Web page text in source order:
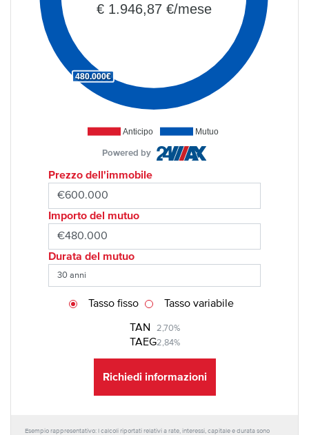
Anticipo Mutuo
480.000€
€ 1.946,87 €/mese
Powered by
Prezzo dell'immobile
Importo del mutuo
Durata del mutuo
TAN 2,70%
TAEG2,84%
Tasso fisso Tasso variabile
Richiedi informazioni
Esempio rappresentativo: I calcoli riportati relativi a rate, interessi, capitale e durata sono